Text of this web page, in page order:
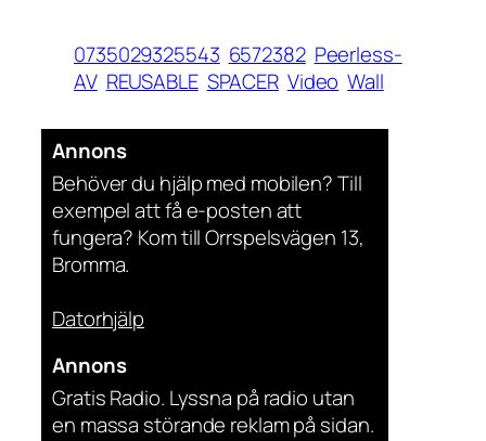
0735029325543 6572382 Peerless-
AV REUSABLE SPACER Video Wall
Annons
Behöver du hjälp med mobilen? Till
exempel att få e-posten att
fungera? Kom till Orrspelsvägen 13,
Bromma.
Datorhjälp
Annons
Gratis Radio. Lyssna på radio utan
en massa störande reklam på sidan.